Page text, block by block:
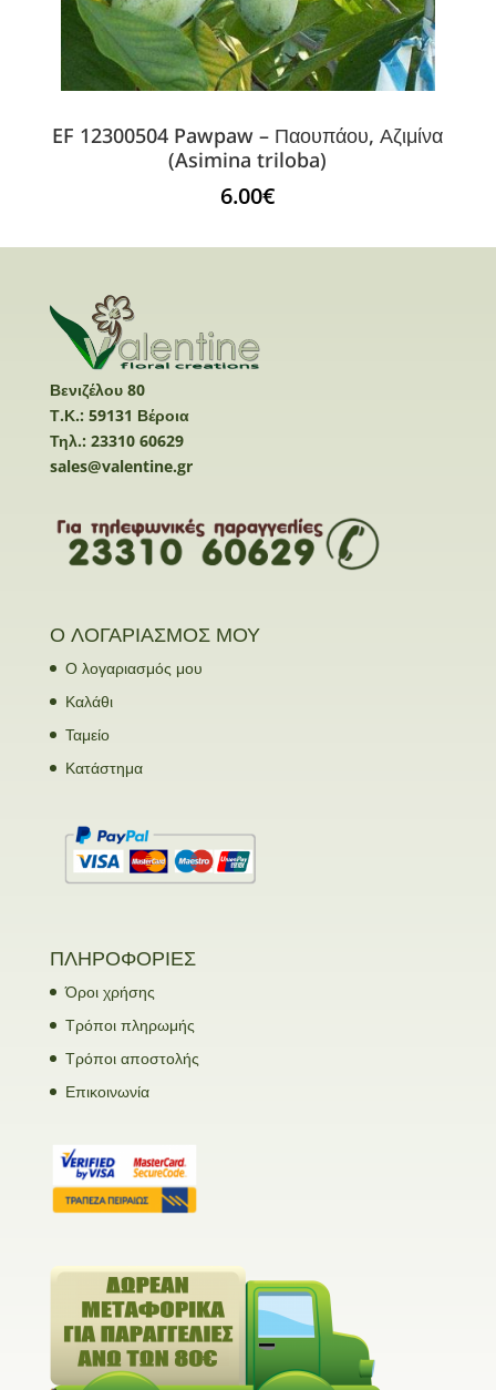
EF 12300504 Pawpaw – Παουπάου, Αζιμίνα
(Asimina triloba)
6.00€
Βενιζέλου 80
Τ.Κ.: 59131 Βέροια
Τηλ.: 23310 60629
sales@valentine.gr
Ο ΛΟΓΑΡΙΑΣΜΟΣ ΜΟΥ
Ο λογαριασμός μου
Καλάθι
Ταμείο
Κατάστημα
ΠΛΗΡΟΦΟΡΙΕΣ
Όροι χρήσης
Τρόποι πληρωμής
Τρόποι αποστολής
Επικοινωνία